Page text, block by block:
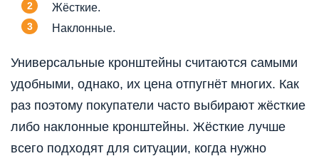
Жёсткие.
Наклонные.
Универсальные кронштейны считаются самыми
удобными, однако, их цена отпугнёт многих. Как
раз поэтому покупатели часто выбирают жёсткие
либо наклонные кронштейны. Жёсткие лучше
всего подходят для ситуации, когда нужно